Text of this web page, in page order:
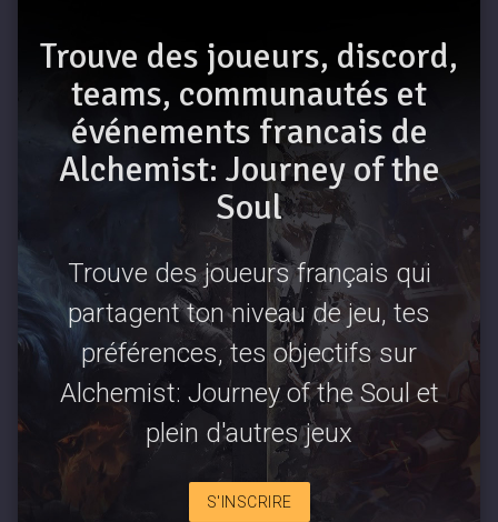
Trouve des joueurs, discord,
teams, communautés et
événements francais de
Alchemist: Journey of the
Soul
Trouve des joueurs français qui
partagent ton niveau de jeu, tes
préférences, tes objectifs sur
Alchemist: Journey of the Soul et
plein d'autres jeux
S'INSCRIRE